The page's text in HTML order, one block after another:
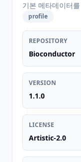
기본 메타데이터
profile
REPOSITORY
Bioconductor
VERSION
1.1.0
LICENSE
Artistic-2.0